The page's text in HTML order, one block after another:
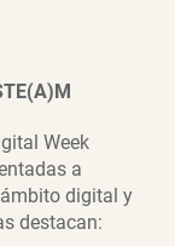
Week
a
digital y
destacan: